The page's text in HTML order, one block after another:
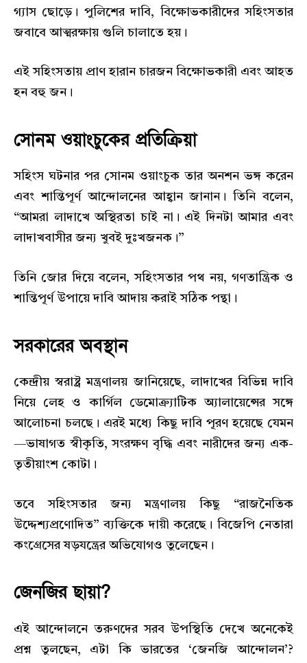
গ্যাস ছোড়ে। পুলিশের দাবি, বিক্ষোভকারীদের সহিংসতার
জবাবে আত্মরক্ষায় গুলি চালাতে হয়।
এই সহিংসতায় প্রাণ হারান চারজন বিক্ষোভকারী এবং আহত
হন বহু জন।
সোনম ওয়াংচুকের প্রতিক্রিয়া
সহিংস ঘটনার পর সোনম ওয়াংচুক তার অনশন ভঙ্গ করেন
এবং শান্তিপূর্ণ আন্দোলনের আহ্বান জানান। তিনি বলেন,
“আমরা লাদাখে অস্থিরতা চাই না। এই দিনটা আমার এবং
লাদাখবাসীর জন্য খুবই দুঃখজনক।”
তিনি জোর দিয়ে বলেন, সহিংসতার পথ নয়, গণতান্ত্রিক ও
শান্তিপূর্ণ উপায়ে দাবি আদায় করাই সঠিক পন্থা।
সরকারের অবস্থান
কেন্দ্রীয় স্বরাষ্ট্র মন্ত্রণালয় জানিয়েছে, লাদাখের বিভিন্ন দাবি
নিয়ে লেহ ও কার্গিল ডেমোক্র্যাটিক অ্যালায়েন্সের সঙ্গে
আলোচনা চলছে। এরই মধ্যে কিছু দাবি পূরণ হয়েছে যেমন
—ভাষাগত স্বীকৃতি, সংরক্ষণ বৃদ্ধি এবং নারীদের জন্য এক-
তৃতীয়াংশ কোটা।
তবে সহিংসতার জন্য মন্ত্রণালয় কিছু “রাজনৈতিক
উদ্দেশ্যপ্রণোদিত” ব্যক্তিকে দায়ী করেছে। বিজেপি নেতারা
কংগ্রেসের ষড়যন্ত্রের অভিযোগও তুলেছেন।
জেনজির ছায়া?
এই আন্দোলনে তরুণদের সরব উপস্থিতি দেখে অনেকেই
প্রশ্ন তুলছেন, এটা কি ভারতের ‘জেনজি আন্দোলন’?